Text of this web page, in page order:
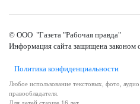
© ООО "Газета "Рабочая правда"
Информация сайта защищена законом
Политика конфиденциальности
Любое использование текстовых, фото,
правообладателя.